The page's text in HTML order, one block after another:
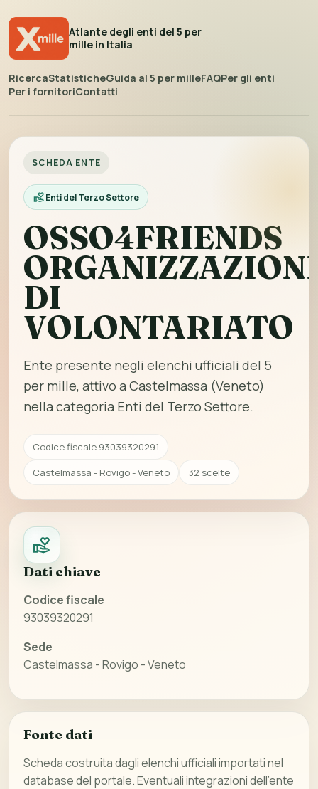
Atlante degli enti del 5 per
mille in Italia
RicercaStatisticheGuida al 5 per milleFAQPer gli enti
Per i fornitoriContatti
SCHEDA ENTE
Enti del Terzo Settore
OSSO4FRIENDS
DI
VOLONTARIATO
Ente presente negli elenchi ufficiali del 5
per mille, attivo a Castelmassa (Veneto)
nella categoria Enti del Terzo Settore.
Codice fiscale 93039320291
Castelmassa - Rovigo - Veneto
32 scelte
Dati chiave
Codice fiscale
93039320291
Sede
Castelmassa - Rovigo - Veneto
Fonte dati
Scheda costruita dagli elenchi ufficiali importati nel
database del portale. Eventuali integrazioni dell’ente